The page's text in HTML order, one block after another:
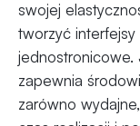
swojej
tworzyć interfejsy
jednostronicowe.
zapewnia
zarówno